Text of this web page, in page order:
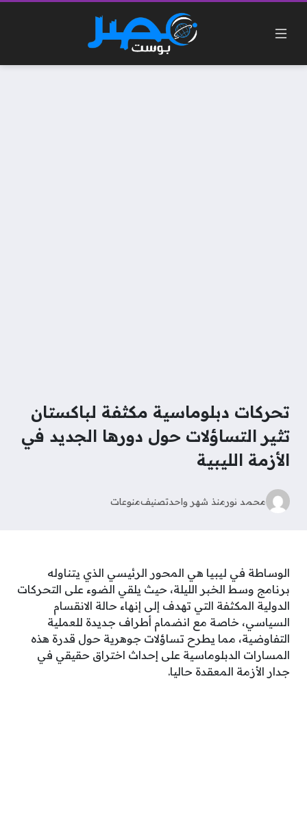
تحركات دبلوماسية مكثفة لباكستان
تثير التساؤلات حول دورها الجديد في
الأزمة الليبية
محمد نورمنذ شهر واحدتصنيفمنوعات
الوساطة في ليبيا هي المحور الرئيسي الذي يتناوله
برنامج وسط الخبر الليلة، حيث يلقي الضوء على التحركات
الدولية المكثفة التي تهدف إلى إنهاء حالة الانقسام
السياسي، خاصة مع انضمام أطراف جديدة للعملية
التفاوضية، مما يطرح تساؤلات جوهرية حول قدرة هذه
المسارات الدبلوماسية على إحداث اختراق حقيقي في
جدار الأزمة المعقدة حاليا.